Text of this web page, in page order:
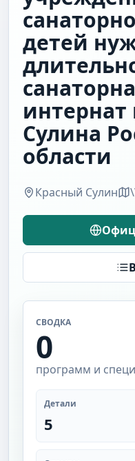
детей
интернат
Сулина
области
Красный Сулин
СВОДКА
0
программ и
Детали
5